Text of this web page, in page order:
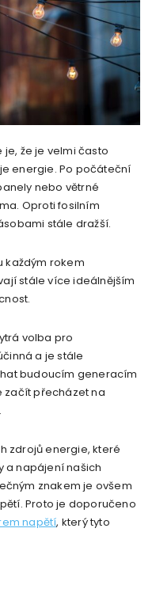
že je velmi často
energie. Po počáteční
nebo větrné
Oproti fosilním
stále dražší.
každým rokem
stále více ideálnějším
volba pro
a je stále
budoucím generacím
začít přecházet na
zdrojů energie, které
a napájení našich
znakem je ovšem
Proto je doporučeno
napětí, který tyto